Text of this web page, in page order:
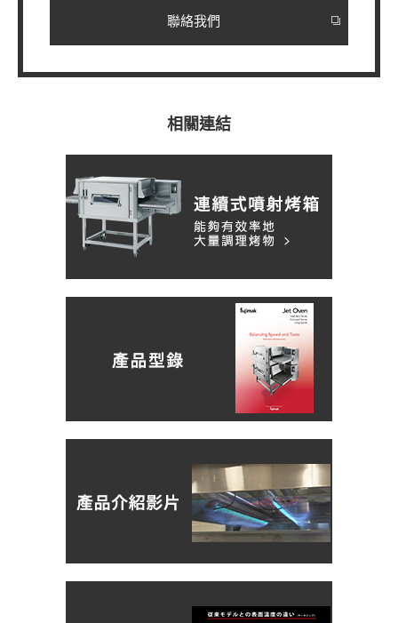
聯絡我們
相關連結